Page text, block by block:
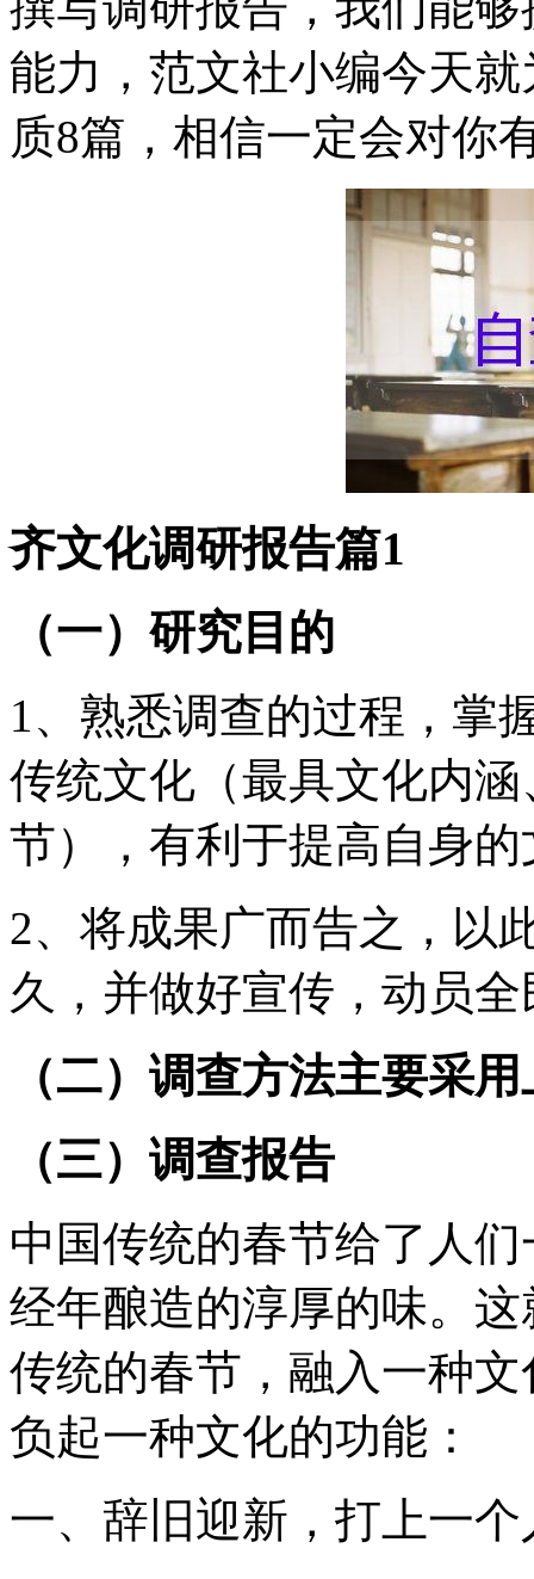
能力，范文社小编今天
质8篇，相信一定会对你
齐文化调研报告篇1
（一）研究目的
1、熟悉调查的过程，掌
传统文化（最具文化内
节），有利于提高自身
2、将成果广而告之，以
久，并做好宣传，动员
（二）调查方法主要采
（三）调查报告
中国传统的春节给了人
经年酿造的淳厚的味。
传统的春节，融入一种
负起一种文化的功能：
一、辞旧迎新，打上一